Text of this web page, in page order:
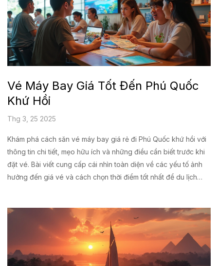
Vé Máy Bay Giá Tốt Đến Phú Quốc
Khứ Hồi
Thg 3, 25 2025
Khám phá cách săn vé máy bay giá rẻ đi Phú Quốc khứ hồi với
thông tin chi tiết, mẹo hữu ích và những điều cần biết trước khi
đặt vé. Bài viết cung cấp cái nhìn toàn diện về các yếu tố ảnh
hưởng đến giá vé và cách chọn thời điểm tốt nhất để du lịch
hoàn hảo. Bài viết cũng chia sẻ các mẹo về cách khai thác tối
đa chuyến đi Phú Quốc của bạn. Hãy chuẩn bị hành trình của
bạn thật chu đáo với những thông tin quý báu từ bài viết này.